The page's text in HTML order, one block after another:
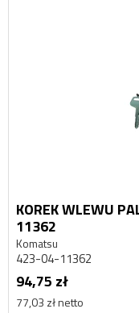
KOREK WLEWU
11362
Komatsu
423-04-11362
94,75 zł
77,03 zł netto